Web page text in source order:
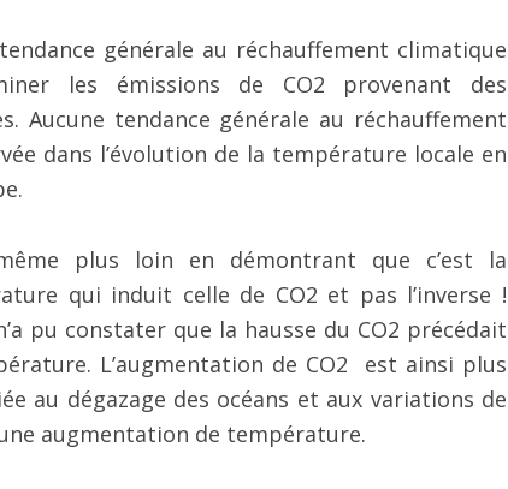
générale au réchauffement climatique
les émissions de CO2 provenant des
Aucune tendance générale au réchauffement
dans l’évolution de la température locale en
plus loin en démontrant que c’est la
qui induit celle de CO2 et pas l’inverse !
pu constater que la hausse du CO2 précédait
L’augmentation de CO2
est ainsi plus
au dégazage des océans et aux variations de
augmentation de température.